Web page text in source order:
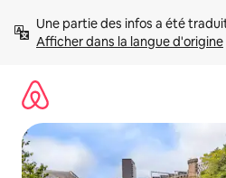
directement
Afficher dans la langue d'origine